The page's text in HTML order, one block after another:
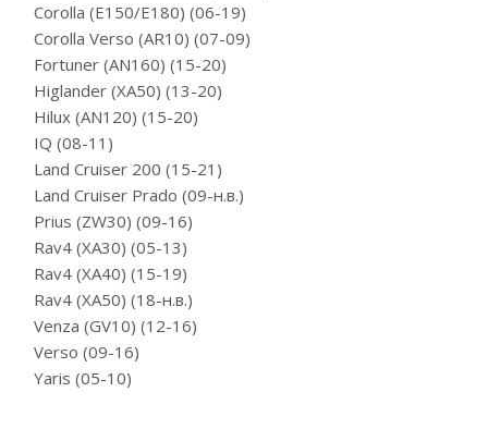
Corolla (E150/E180) (06-19)
Corolla Verso (AR10) (07-09)
Fortuner (AN160) (15-20)
Higlander (XA50) (13-20)
Hilux (AN120) (15-20)
IQ (08-11)
Land Cruiser 200 (15-21)
Land Cruiser Prado (09-н.в.)
Prius (ZW30) (09-16)
Rav4 (XA30) (05-13)
Rav4 (XA40) (15-19)
Rav4 (XA50) (18-н.в.)
Venza (GV10) (12-16)
Verso (09-16)
Yaris (05-10)